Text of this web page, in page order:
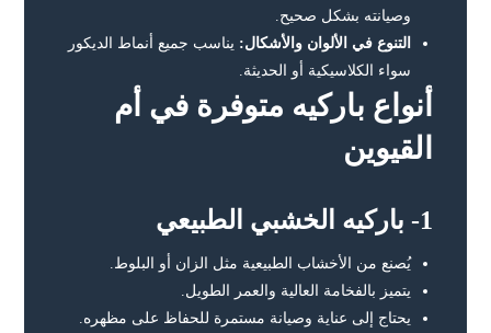
وصيانته بشكل صحيح.
التنوع في الألوان والأشكال: يناسب جميع أنماط الديكور
سواء الكلاسيكية أو الحديثة.
أنواع باركيه متوفرة في أم
القيوين
1- باركيه الخشبي الطبيعي
يُصنع من الأخشاب الطبيعية مثل الزان أو البلوط.
يتميز بالفخامة العالية والعمر الطويل.
يحتاج إلى عناية وصيانة مستمرة للحفاظ على مظهره.